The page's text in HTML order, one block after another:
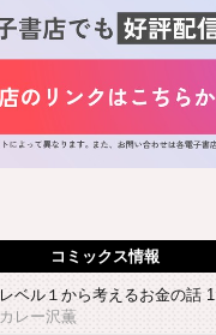
コミックス情報
レベル１から考えるお金の話 1
カレー沢薫